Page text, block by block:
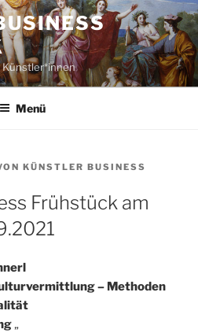
Künstler*innen
Menü
KÜNSTLER BUSINESS
Frühstück am
– Methoden
„